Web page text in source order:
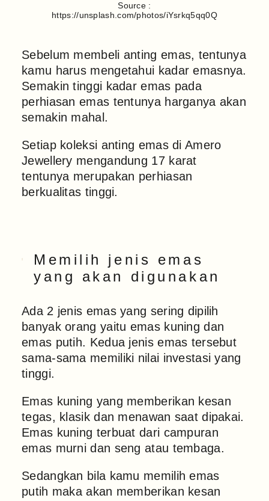
Source :
https://unsplash.com/photos/iYsrkq5qq0Q
Sebelum membeli anting emas, tentunya
kamu harus mengetahui kadar emasnya.
Semakin tinggi kadar emas pada
perhiasan emas tentunya harganya akan
semakin mahal.
Setiap koleksi anting emas di Amero
Jewellery mengandung 17 karat
tentunya merupakan perhiasan
berkualitas tinggi.
Memilih jenis emas
yang akan digunakan
Ada 2 jenis emas yang sering dipilih
banyak orang yaitu emas kuning dan
emas putih. Kedua jenis emas tersebut
sama-sama memiliki nilai investasi yang
tinggi.
Emas kuning yang memberikan kesan
tegas, klasik dan menawan saat dipakai.
Emas kuning terbuat dari campuran
emas murni dan seng atau tembaga.
Sedangkan bila kamu memilih emas
putih maka akan memberikan kesan